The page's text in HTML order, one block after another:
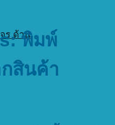
พิมพ์
สินค้า